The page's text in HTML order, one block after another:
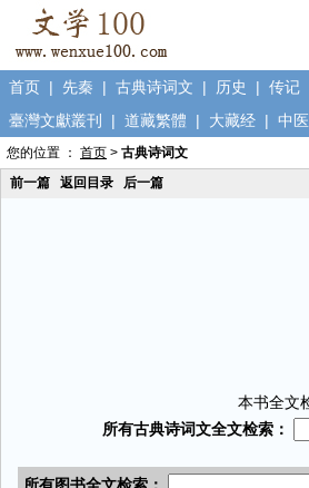
首页 | 先秦 | 古典诗词文 | 历史 | 传记
臺灣文獻叢刊
| 道藏繁體 | 大藏经 | 中医
您的位置 ： 首页 > 古典诗词文
前一篇
返回目录 后一篇
本书全文